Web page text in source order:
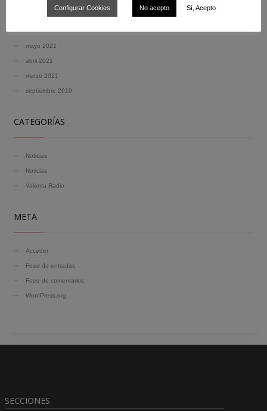
mayo 2021
abril 2021
marzo 2021
septiembre 2019
CATEGORÍAS
Noticias
Noticias
Valenta Radio
META
Acceder
Feed de entradas
Feed de comentarios
WordPress.org
SECCIONES
Configurar Cookies No acepto Sí, Acepto